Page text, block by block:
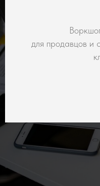
для продавцов и